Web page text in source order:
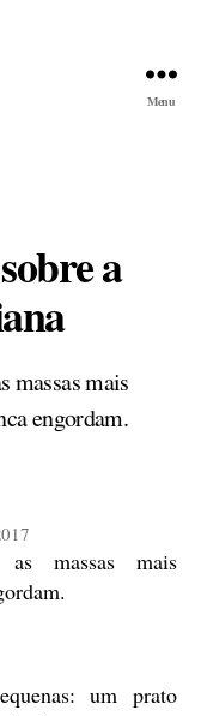
Menu
a
massas mais
engordam.
massas mais
um prato